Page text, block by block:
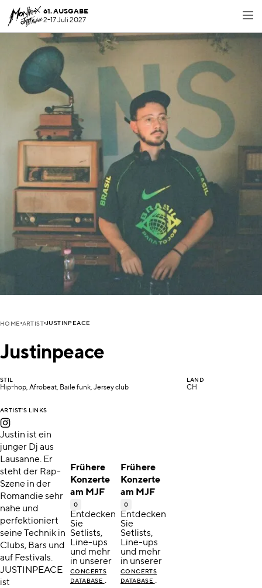
61. AUSGABE
2-17 Juli 2027
HOME ARTIST JUSTINPEACE
Justinpeace
STIL
Hip-hop, Afrobeat, Baile funk, Jersey club
LAND
CH
ARTIST'S LINKS
Justin ist ein
junger Dj aus
Lausanne. Er
steht der Rap-
Szene in der
Romandie sehr
nahe und
perfektioniert
seine Technik in
Clubs, Bars und
auf Festivals.
JUSTINPEACE
ist
Frühere
Konzerte
am MJF
0
Entdecken
Sie
Setlists,
Line-ups
und mehr
in unserer
CONCERTS
DATABASE .
Frühere
Konzerte
am MJF
0
Entdecken
Sie
Setlists,
Line-ups
und mehr
in unserer
CONCERTS
DATABASE .